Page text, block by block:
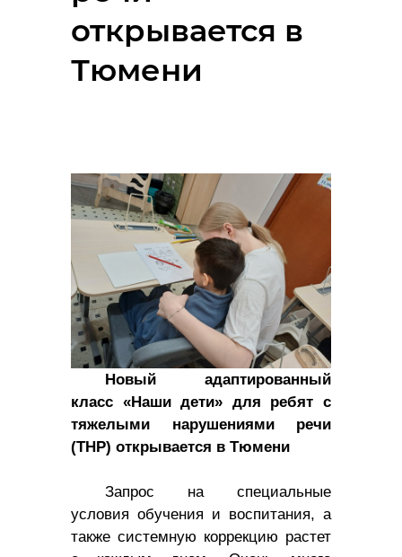
открывается в
Тюмени
Новый адаптированный
класс «Наши дети» для ребят с
тяжелыми нарушениями речи
(ТНР) открывается в Тюмени
Запрос на специальные
условия обучения и воспитания, а
также системную коррекцию растет